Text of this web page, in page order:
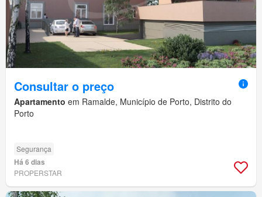
Consultar o preço
Apartamento em Ramalde, Município de Porto, Distrito do
Porto
Segurança
Há 6 dias
PROPERSTAR